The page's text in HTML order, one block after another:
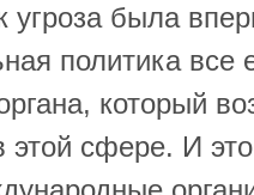
угроза была
политика все
который
этой сфере. И